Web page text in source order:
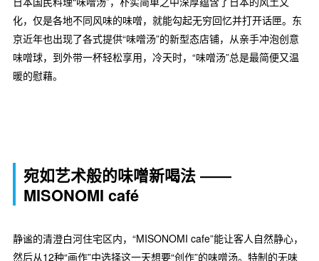
化，仅是各地不同风味的味噌，就能勾起无穷回忆并打开话匣。东
京近年也出现了各式提供“味噌汤”的新型态店铺，从亲手冲泡创意
味噌球，到外带一杯轻松享用，冷天时，“味噌汤”总是最简便又温
暖的慰藉。
宛如艺术般的味噌新喝法 ――
MISONOMI café
静谧的清澄白河住宅区内，“MISONOMI cafe”能让客人自然静心，
然后从12种“画作”中选择这一天想要“创作”的味噌汤。特制的无味